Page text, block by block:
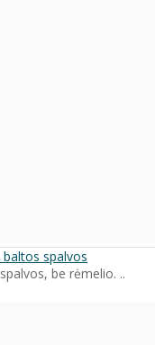
baltos spalvos
be rėmelio. ..